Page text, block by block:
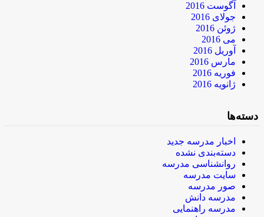
آگوست 2016
جولای 2016
ژوئن 2016
می 2016
آوریل 2016
مارس 2016
فوریه 2016
ژانویه 2016
دسته‌ها
اخبار مدرسه جدید
دسته‌بندی نشده
روانشناسی مدرسه
سایت مدرسه
صور مدرسه
مدرسه دانش
مدرسه راهنمایی